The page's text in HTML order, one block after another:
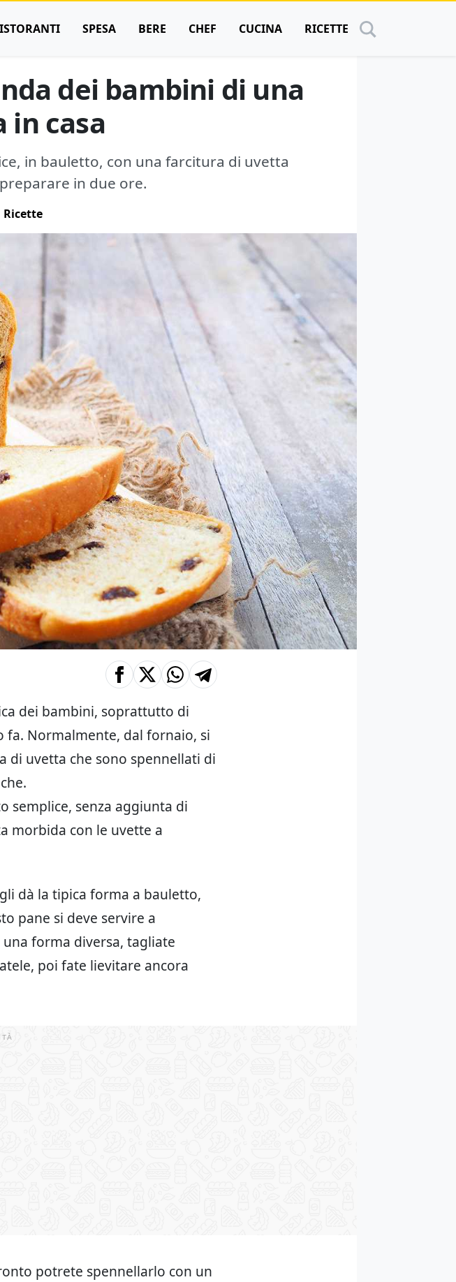
SPESA BERE CHEF CUCINA RICETTE
dei bambini di una
casa
in bauletto, con una farcitura di uvetta
in due ore.
Ricette
dei bambini, soprattutto di
fa. Normalmente, dal fornaio, si
di uvetta che sono spennellati di
semplice, senza aggiunta di
morbida con le uvette a
dà la tipica forma a bauletto,
pane si deve servire a
forma diversa, tagliate
poi fate lievitare ancora
potrete spennellarlo con un